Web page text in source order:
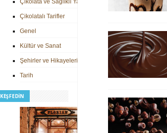
Çikolata ve Sağlıklı Yaşam
Çikolatalı Tarifler
Genel
Kültür ve Sanat
Şehirler ve Hikayeleri
Tarih
KEŞFEDIN